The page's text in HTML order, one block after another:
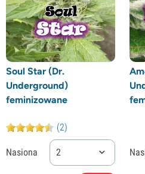
Soul Star (Dr.
Underground)
feminizowane
(2)
Nasiona 2